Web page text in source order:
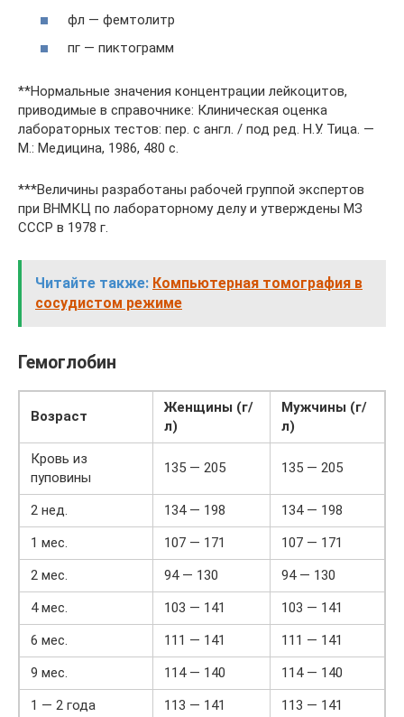
фл — фемтолитр
пг — пиктограмм
**Нормальные значения концентрации лейкоцитов,
приводимые в справочнике: Клиническая оценка
лабораторных тестов: пер. с англ. / под ред. Н.У. Тица. —
М.: Медицина, 1986, 480 с.
***Величины разработаны рабочей группой экспертов
при ВНМКЦ по лабораторному делу и утверждены МЗ
СССР в 1978 г.
Читайте также: Компьютерная томография в
сосудистом режиме
Гемоглобин
Возраст
Женщины (г/
л)
Мужчины (г/
л)
Кровь из
пуповины
135 — 205 135 — 205
2 нед. 134 — 198
134 — 198
1 мес.
107 — 171
107 — 171
2 мес.
94 — 130
94 — 130
4 мес.
103 — 141
103 — 141
6 мес.
111 — 141
111 — 141
9 мес.
114 — 140
114 — 140
1 — 2 года
113 — 141
113 — 141